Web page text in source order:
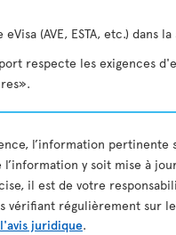
(AVE, ESTA, etc.) dans
respecte les exigences
l’information pertinente
l’information y soit mise à
il est de votre
vérifiant régulièrement sur
l'avis juridique.